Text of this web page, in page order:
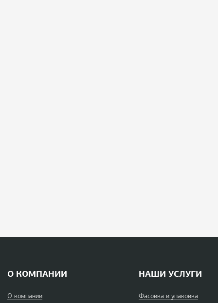
О КОМПАНИИ
О компании
НАШИ УСЛУГИ
Фасовка и упаковка